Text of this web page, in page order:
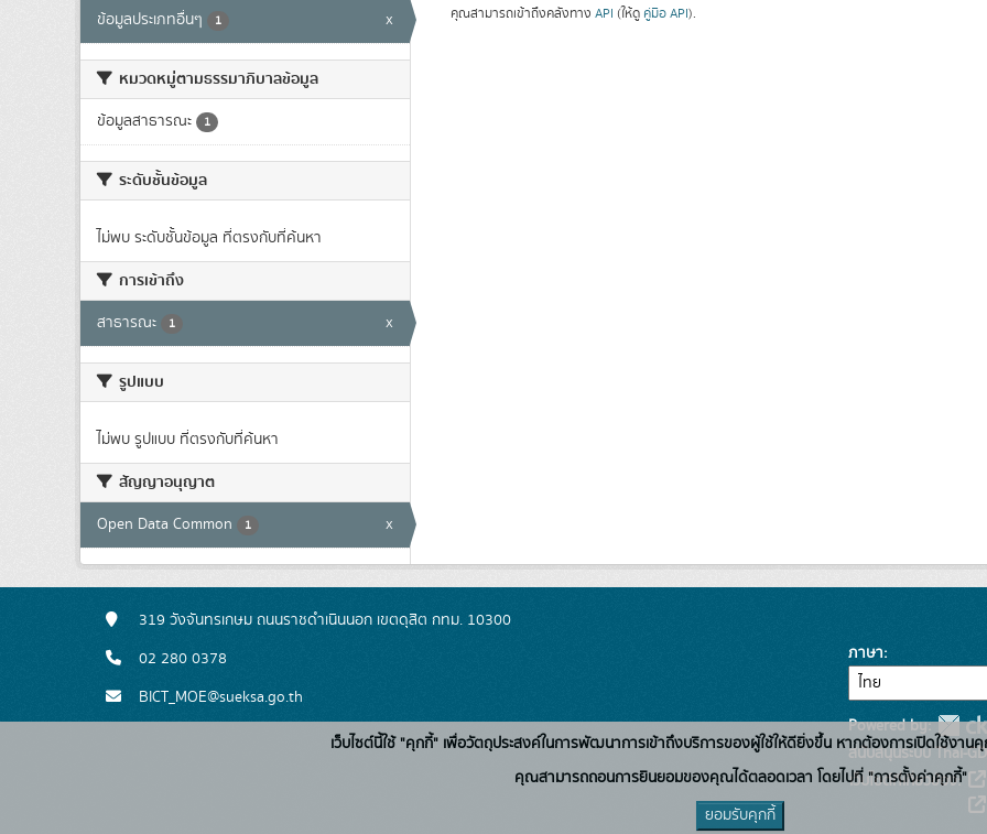
ข้อมูลประเภทอื่นๆ 1 x
หมวดหมู่ตามธรรมาภิบาลข้อมูล
ข้อมูลสาธารณะ 1
ระดับชั้นข้อมูล
ไม่พบ ระดับชั้นข้อมูล ที่ตรงกับที่ค้นหา
การเข้าถึง
สาธารณะ 1 x
รูปแบบ
ไม่พบ รูปแบบ ที่ตรงกับที่ค้นหา
สัญญาอนุญาต
Open Data Common 1 x
คุณสามารถเข้าถึงคลังทาง API (ให้ดู คู่มือ API).
319 วังจันทรเกษม ถนนราชดำเนินนอก เขตดุสิต กทม. 10300
02 280 0378
BICT_MOE@sueksa.go.th
ภาษา
Powered by:
สนับสนุนระบบ Thai-
เว็บไซต์ที่เกี่ยวข้อง:
เว็บไซต์นี้ใช้ "คุกกี้" เพื่อวัตถุประสงค์ในการพัฒนาการเข้าถึงบริการของผู้ใช้ให้ดียิ่งขึ้น หากต้องการเปิดใช้งา
คุณสามารถถอนการยินยอมของคุณได้ตลอดเวลา โดยไปที่ "การตั้งค่าคุกกี้"
ยอมรับคุกกี้